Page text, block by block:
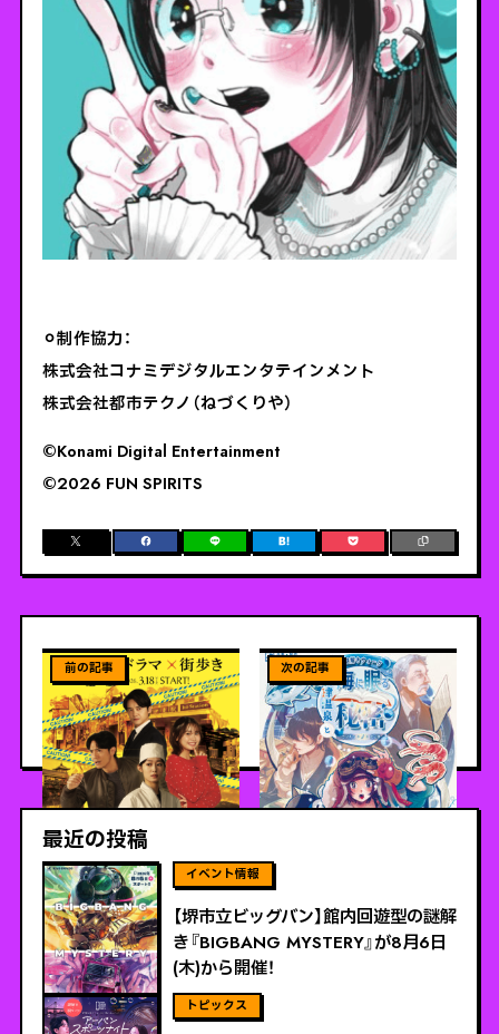
⚪︎制作協力：
株式会社コナミデジタルエンタテインメント
株式会社都市テクノ（ねづくりや）
©️Konami Digital Entertainment
©️2026 FUN SPIRITS
ViEW MORE
【謎解き×ドラマ×街歩き】
『セツナトレイン2』が
2026年3月18日よりスター
ト！
ViEW MORE
【焼津謎解きウォーク】焼津
温泉と海に眠る秘密〜ニン
ギョ・ノ・ナミダ〜が2月3日
（火）～開催！
最近の投稿
ViEW MORE
【堺市立ビッグバン】館内回遊型の謎解
き『BIGBANG MYSTERY』が8月6日
(木)から開催！
ViEW MORE